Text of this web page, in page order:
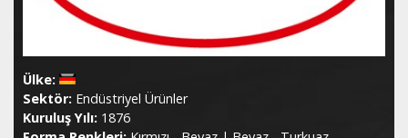
Ülke:
Sektör: Endüstriyel Ürünler
Kuruluş Yılı: 1876